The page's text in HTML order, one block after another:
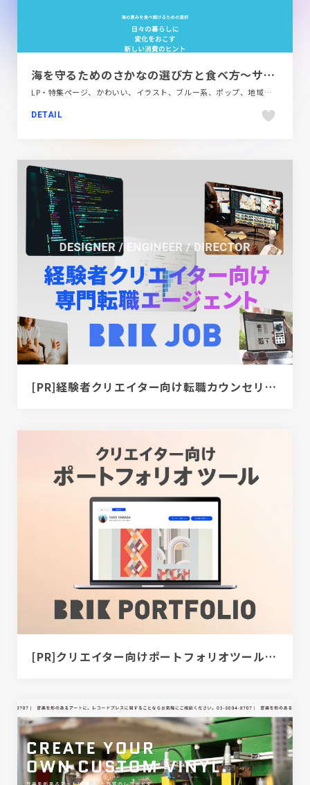
海を守るためのさかなの選び方と食べ方～サステナブル・シーフードを選ぼう！～｜WWFジャパン
LP・特集ページ、かわいい、イラスト、ブルー系、ポップ、地域・団体・活動、大きめ写真、第一次産業・SDGs・地方創生
DETAIL
[PR]経験者クリエイター向け転職カウンセリング｜デザイナー / ディレクター / エンジニア
[PR]クリエイター向けポートフォリオツール｜BRIK PORTFOLIO